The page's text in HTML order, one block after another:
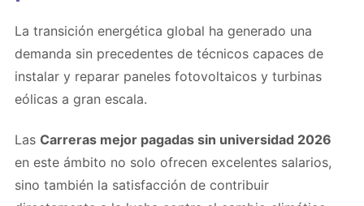
La transición energética global ha generado una
demanda sin precedentes de técnicos capaces de
instalar y reparar paneles fotovoltaicos y turbinas
eólicas a gran escala.
Las Carreras mejor pagadas sin universidad 2026
en este ámbito no solo ofrecen excelentes salarios,
sino también la satisfacción de contribuir